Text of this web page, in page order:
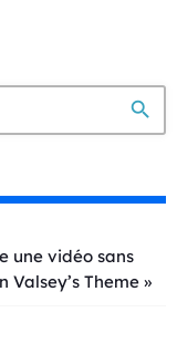
search
une vidéo sans
Valsey’s Theme »